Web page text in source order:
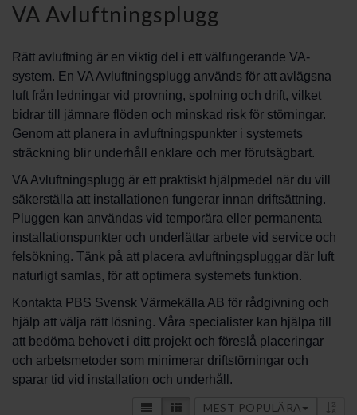
VA Avluftningsplugg
Rätt avluftning är en viktig del i ett välfungerande VA-
system. En VA Avluftningsplugg används för att avlägsna
luft från ledningar vid provning, spolning och drift, vilket
bidrar till jämnare flöden och minskad risk för störningar.
Genom att planera in avluftningspunkter i systemets
sträckning blir underhåll enklare och mer förutsägbart.
VA Avluftningsplugg är ett praktiskt hjälpmedel när du vill
säkerställa att installationen fungerar innan driftsättning.
Pluggen kan användas vid temporära eller permanenta
installationspunkter och underlättar arbete vid service och
felsökning. Tänk på att placera avluftningspluggar där luft
naturligt samlas, för att optimera systemets funktion.
Kontakta PBS Svensk Värmekälla AB för rådgivning och
hjälp att välja rätt lösning. Våra specialister kan hjälpa till
att bedöma behovet i ditt projekt och föreslå placeringar
och arbetsmetoder som minimerar driftstörningar och
sparar tid vid installation och underhåll.
MEST POPULÄRA